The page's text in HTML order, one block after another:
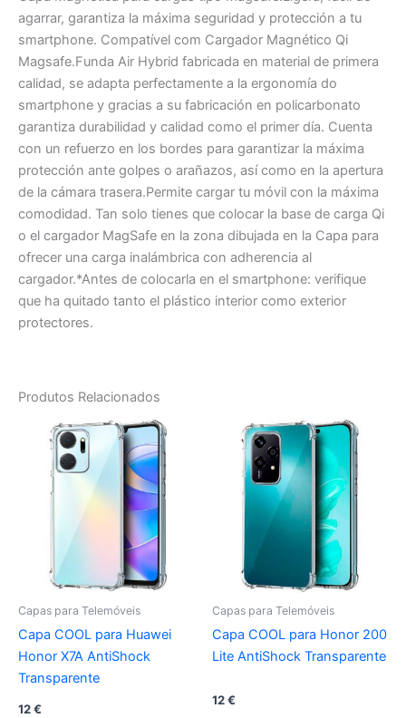
agarrar, garantiza la máxima seguridad y protección a tu
smartphone. Compatível com Cargador Magnético Qi
Magsafe.Funda Air Hybrid fabricada en material de primera
calidad, se adapta perfectamente a la ergonomía do
smartphone y gracias a su fabricación en policarbonato
garantiza durabilidad y calidad como el primer día. Cuenta
con un refuerzo en los bordes para garantizar la máxima
protección ante golpes o arañazos, así como en la apertura
de la cámara trasera.Permite cargar tu móvil con la máxima
comodidad. Tan solo tienes que colocar la base de carga Qi
o el cargador MagSafe en la zona dibujada en la Capa para
ofrecer una carga inalámbrica con adherencia al
cargador.*Antes de colocarla en el smartphone: verifique
que ha quitado tanto el plástico interior como exterior
protectores.
Produtos Relacionados
Capas para Telemóveis
Capa COOL para Huawei
Honor X7A AntiShock
Transparente
12€
Capas para Telemóveis
Capa COOL para Honor 200
Lite AntiShock Transparente
12€